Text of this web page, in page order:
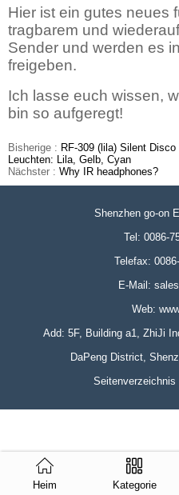
Hier ist ein gutes neues
tragbarem und
Sender und werden es
freigeben.
Ich lasse euch wissen,
bin so aufgeregt!
Bisherige : RF-309 (lila) Silent Disco
Leuchten: Lila, Gelb, Cyan
Nächster : Why IR headphones?
Shenzhen go-on
Tel: 0086-
Telefax:
E-Mail:
Web:
Add: 5F, Building a1, ZhiJi
DaPeng District,
Seitenverzeichnis
Heim Kategorie